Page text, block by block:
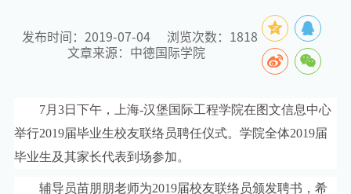
发布时间：2019-07-04 浏览次数：
1818
文章来源：中德国际学院
7月 3日下午，上海-汉堡国际工程学院在图文信息中心
举行2019届毕业生校友联络员聘任仪式。学院全体2019届
毕业生及其家长代表到场参加。
辅导员苗朋朋老师为2019届校友联络员颁发聘书，希